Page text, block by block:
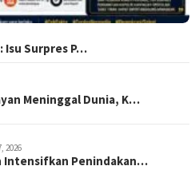
Isu Surpres P…
Meninggal Dunia, K…
2026
Intensifkan Penindakan…